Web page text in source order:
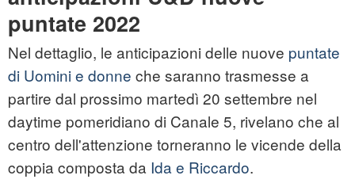
puntate 2022
Nel dettaglio, le anticipazioni delle nuove puntate
di Uomini e donne che saranno trasmesse a
partire dal prossimo martedì 20 settembre nel
daytime pomeridiano di Canale 5, rivelano che al
centro dell'attenzione torneranno le vicende della
coppia composta da Ida e Riccardo.